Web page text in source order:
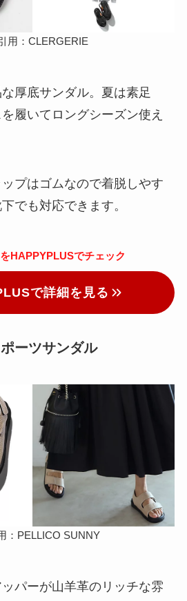
用：CLERGERIE
厚底サンダル。夏は素足
履いてロングシーズン使え
プはゴムなので着脱しやす
でも対応できます。
HAPPYPLUSでチェック
で詳細を見る
ーツサンダル
：PELLICO SUNNY
パーが山羊革のリッチな雰